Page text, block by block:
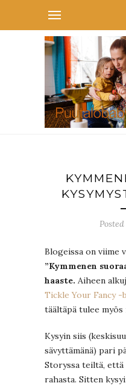
Blogeissa on viime
”Kymmenen
haaste. Aiheen
Tickle Your Fancy
täältäpä tulee myös
Kysyin siis
sävyttämänä) pari
Storyssa teiltä,
rahasta. Sitten